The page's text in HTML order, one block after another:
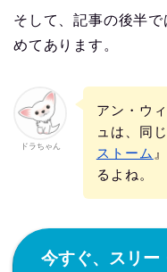
そして、記事の後半
めてあります。
ドラちゃん
アン・ウ
ュは、同
ストーム
るよね。
今すぐ、スリー